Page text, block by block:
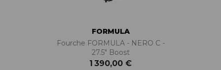
FORMULA
Fourche FORMULA - NERO C -
27.5" Boost
1 390,00 €